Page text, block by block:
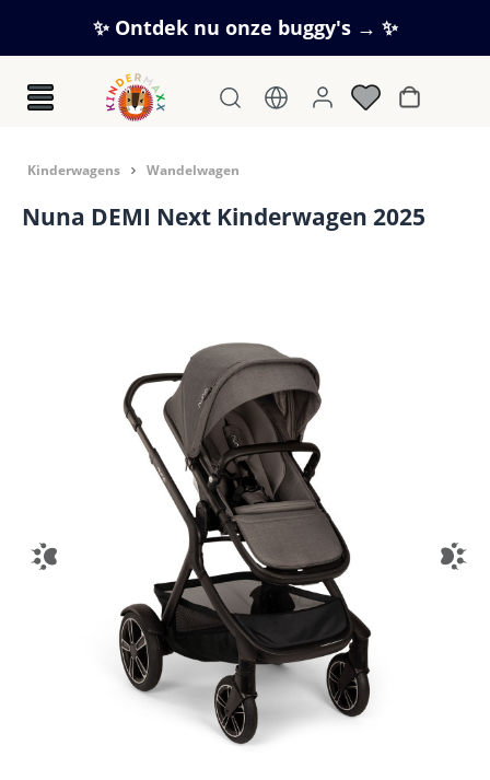
Ga naar de hoofdinhoud
✨ Ontdek nu onze buggy's → ✨
Kinderwagens Wandelwagen
Nuna DEMI Next Kinderwagen 2025